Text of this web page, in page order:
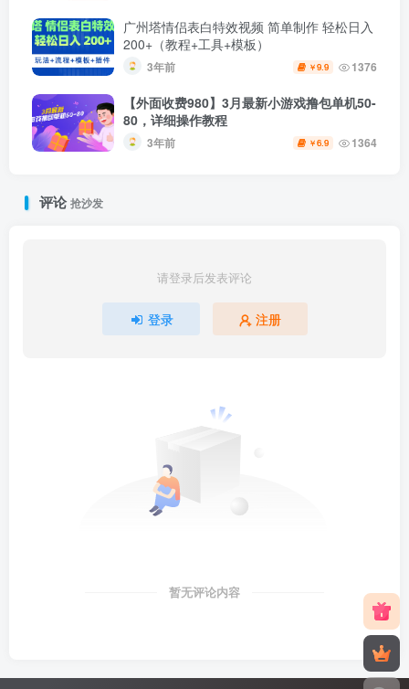
广州塔情侣表白特效视频 简单制作 轻松日入
200+（教程+工具+模板）
3年前 ￥9.9 1376
【外面收费980】3月最新小游戏撸包单机50-
80，详细操作教程
3年前 ￥6.9 1364
评论抢沙发
请登录后发表评论
登录 注册
暂无评论内容